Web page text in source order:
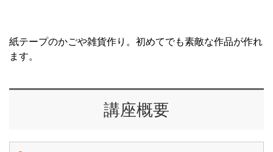
紙テープのかごや雑貨作り。初めてでも素敵な作品が作れ
ます。
講座概要